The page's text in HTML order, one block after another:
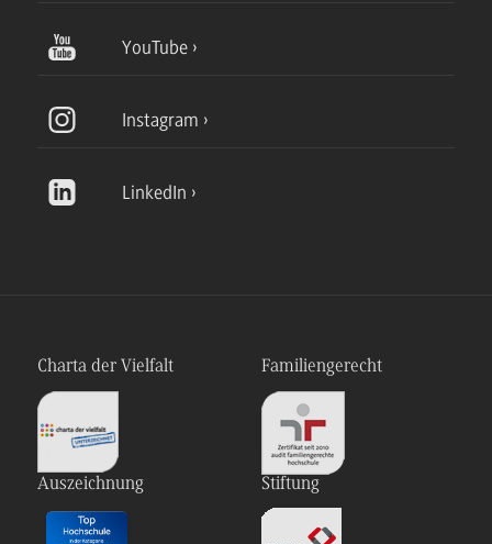
YouTube
Instagram
LinkedIn
Charta der Vielfalt Familiengerecht
Auszeichnung Stiftung